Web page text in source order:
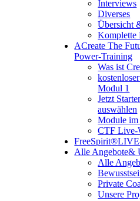
Interviews
Diverses
Übersicht
Komplette
ACreate The
Power-Training
Was ist
Modul 1
Jetzt
auswählen
Module
CTF Live-
FreeSpirit®
Alle Angebote&
Alle
Private
Unsere